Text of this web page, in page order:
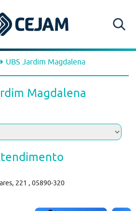
UBS Jardim Magdalena
Magdalena
221 , 05890-320